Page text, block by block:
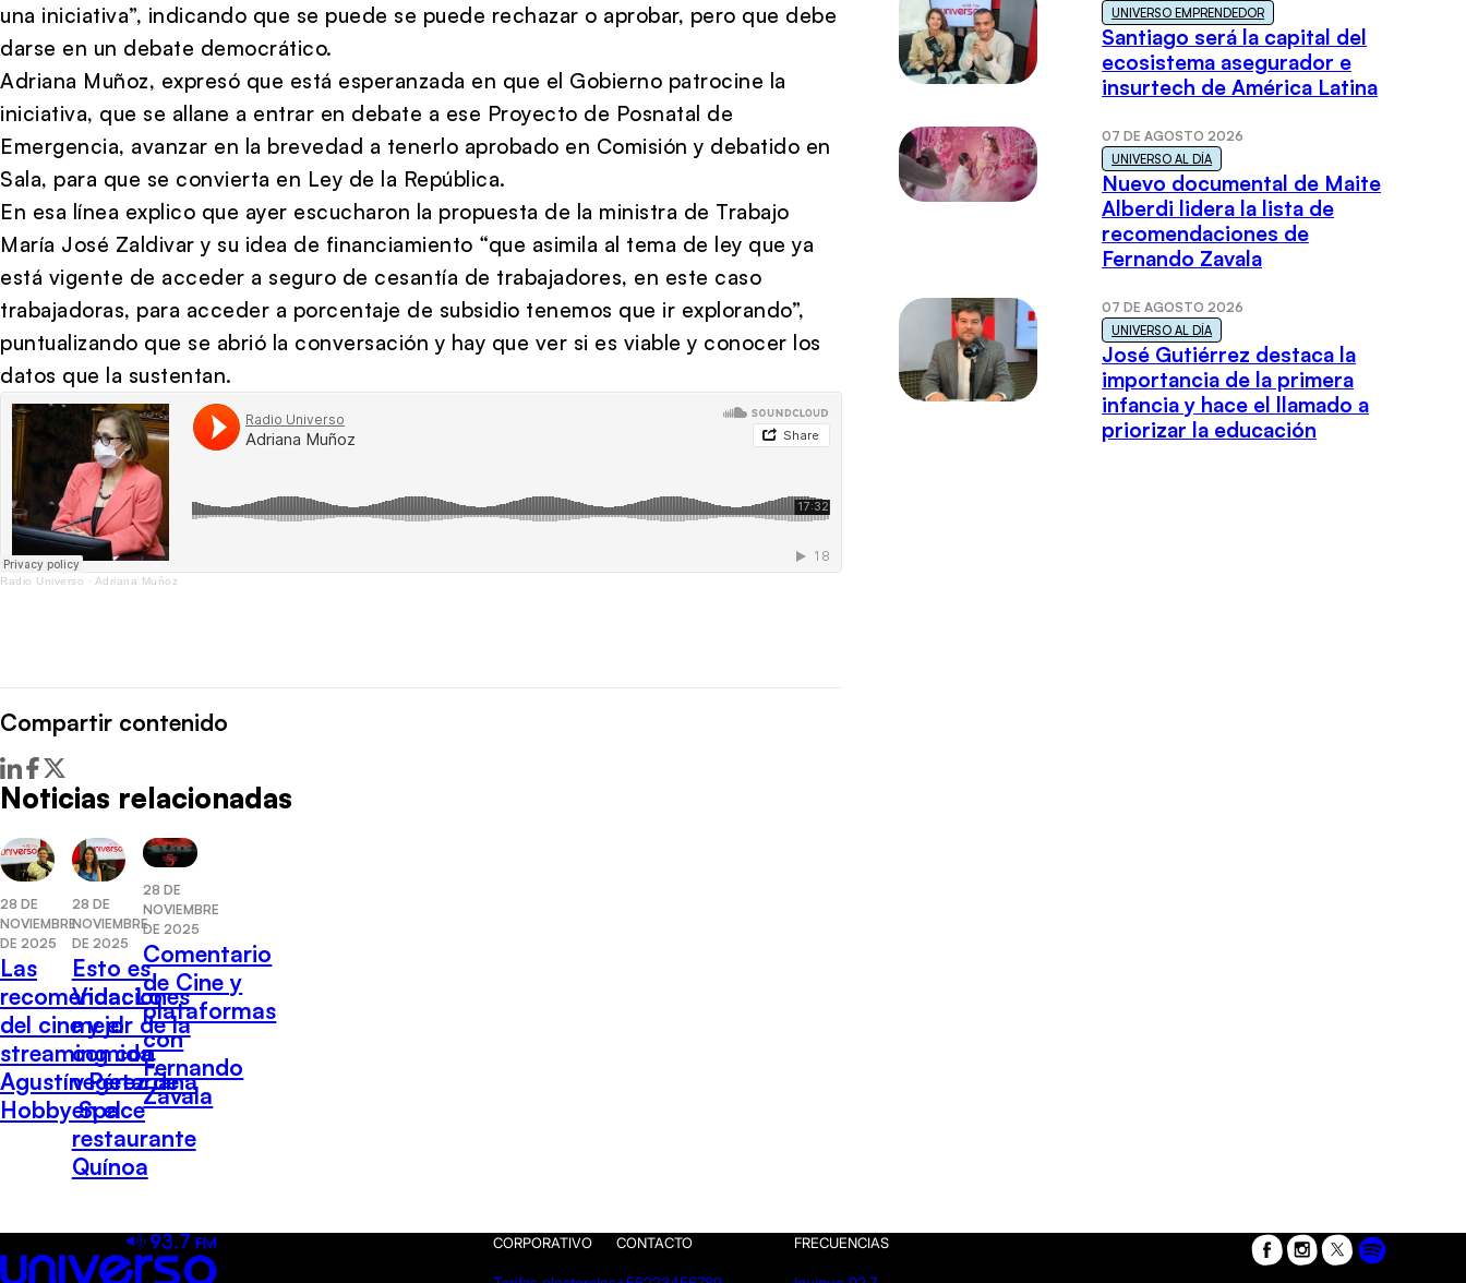
una iniciativa”, indicando que se puede se puede rechazar o aprobar, pero que debe
darse en un debate democrático.
Adriana Muñoz, expresó que está esperanzada en que el Gobierno patrocine la
iniciativa, que se allane a entrar en debate a ese Proyecto de Posnatal de
Emergencia, avanzar en la brevedad a tenerlo aprobado en Comisión y debatido en
Sala, para que se convierta en Ley de la República.
En esa línea explico que ayer escucharon la propuesta de la ministra de Trabajo
María José Zaldivar y su idea de financiamiento “que asimila al tema de ley que ya
está vigente de acceder a seguro de cesantía de trabajadores, en este caso
trabajadoras, para acceder a porcentaje de subsidio tenemos que ir explorando”,
puntualizando que se abrió la conversación y hay que ver si es viable y conocer los
datos que la sustentan.
Radio Universo · Adriana Muñoz
Compartir contenido
Noticias relacionadas
28 DE
NOVIEMBRE
DE 2025
Las
recomendaciones
del cine y el
streaming con
Agustín Pérez de
Hobby Space
28 DE
NOVIEMBRE
DE 2025
Esto es
Vida: Lo
mejor de la
comida
vegetariana
en el
restaurante
Quínoa
28 DE
NOVIEMBRE
DE 2025
Comentario
de Cine y
plataformas
con
Fernando
Zavala
UNIVERSO EMPRENDEDOR
Santiago será la capital del
ecosistema asegurador e
insurtech de América Latina
07 DE AGOSTO 2026
UNIVERSO AL DÍA
Nuevo documental de Maite
Alberdi lidera la lista de
recomendaciones de
Fernando Zavala
07 DE AGOSTO 2026
UNIVERSO AL DÍA
José Gutiérrez destaca la
importancia de la primera
infancia y hace el llamado a
priorizar la educación
CORPORATIVO CONTACTO FRECUENCIAS